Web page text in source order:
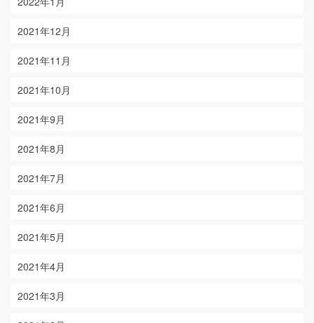
2021年12月
2021年11月
2021年10月
2021年9月
2021年8月
2021年7月
2021年6月
2021年5月
2021年4月
2021年3月